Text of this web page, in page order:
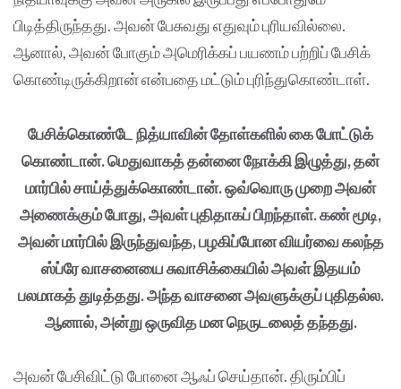
பிடித்திருந்தது. அவன் பேசுவது எதுவும் புரியவில்லை.
ஆனால், அவன் போகும் அமெரிக்கப் பயணம் பற்றிப் பேசிக்
கொண்டிருக்கிறான் என்பதை மட்டும் புரிந்துகொண்டாள்.
பேசிக்கொண்டே நித்யாவின் தோள்களில் கை போட்டுக்
கொண்டான். மெதுவாகத் தன்னை நோக்கி இழுத்து, தன்
மார்பில் சாய்த்துக்கொண்டான். ஒவ்வொரு முறை அவன்
அணைக்கும் போது, அவள் புதிதாகப் பிறந்தாள். கண் மூடி,
அவன் மார்பில் இருந்துவந்த, பழகிப்போன வியர்வை கலந்த
ஸ்ப்ரே வாசனையை சுவாசிக்கையில் அவள் இதயம்
பலமாகத் துடித்தது. அந்த வாசனை அவளுக்குப் புதிதல்ல.
ஆனால், அன்று ஒருவித மன நெருடலைத் தந்தது.
அவன் பேசிவிட்டு போனை ஆஃப் செய்தான். திரும்பிப்